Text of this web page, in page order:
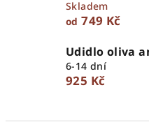
Skladem
od 749 Kč
Udidlo oliva
6-14 dní
925 Kč